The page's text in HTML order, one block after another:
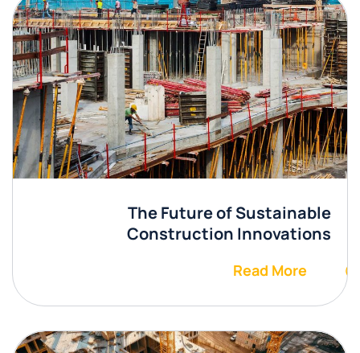
The Future of Sustainable
Construction Innovations
Read More